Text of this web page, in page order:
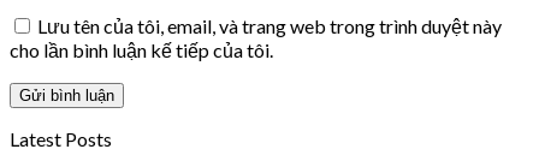
Lưu tên của tôi, email, và trang web trong trình duyệt này
cho lần bình luận kế tiếp của tôi.
Latest Posts